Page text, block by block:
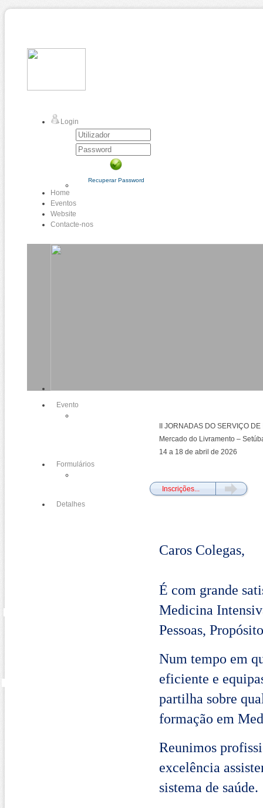
Login
Recuperar Password
Home
Eventos
Website
Contacte-nos
Evento
II JORNADAS DO SERVIÇO
Mercado do Livramento –
14 a 18 de abril de 2026
Formulários
Inscrições...
Fechado
Detalhes
Caros Colegas,
É com grande
Medicina
Pessoas,
Num tempo em
eficiente e
partilha sobre
formação em
Reunimos
excelência
sistema de saúde.